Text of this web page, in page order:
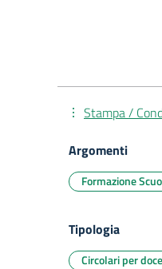
Stampa /
Argomenti
Formazione
Tipologia
Circolari per